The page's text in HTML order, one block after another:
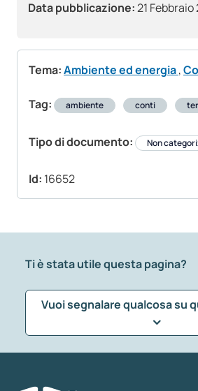
Data pubblicazione:21 Febbraio
Tema:Ambiente ed energia,
Tag: ambiente conti
Tipo di documento: Non
Id: 16652
Ti è stata utile questa pagina?
Vuoi segnalare qualcosa su